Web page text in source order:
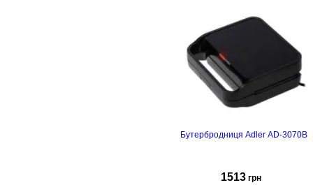
Бутербродниця Adler AD-3070B
1513 грн